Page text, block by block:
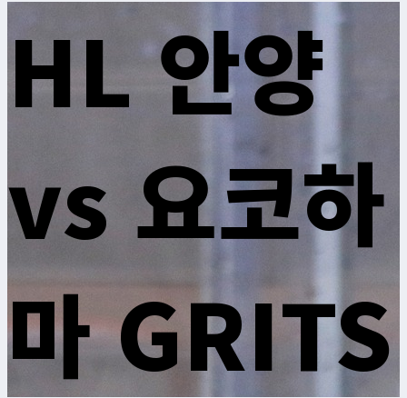
HL 안양
vs 요코하
마 GRITS